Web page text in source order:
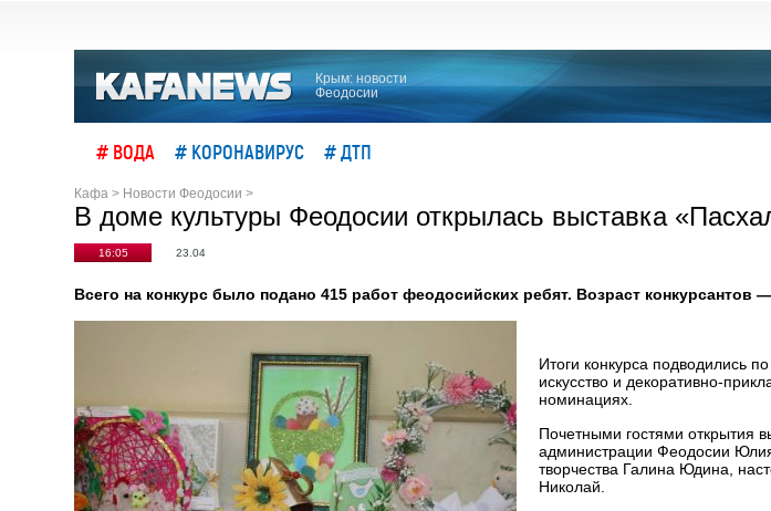
Крым: новости
Феодосии
# ВОДА # КОРОНАВИРУС # ДТП
Кафа > Новости Феодосии >
В доме культуры Феодосии открылась выставка
16:05 23.04
Всего на конкурс было подано 415 работ феодосийских ребят. Возраст конкурсантов
Итоги конкурса подводились
искусство и декоративно-
номинациях.
Почетными гостями открытия
администрации Феодосии
творчества Галина Юдина,
Николай.